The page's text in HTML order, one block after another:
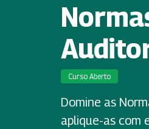
Curso Aberto
Domine as
aplique-as com